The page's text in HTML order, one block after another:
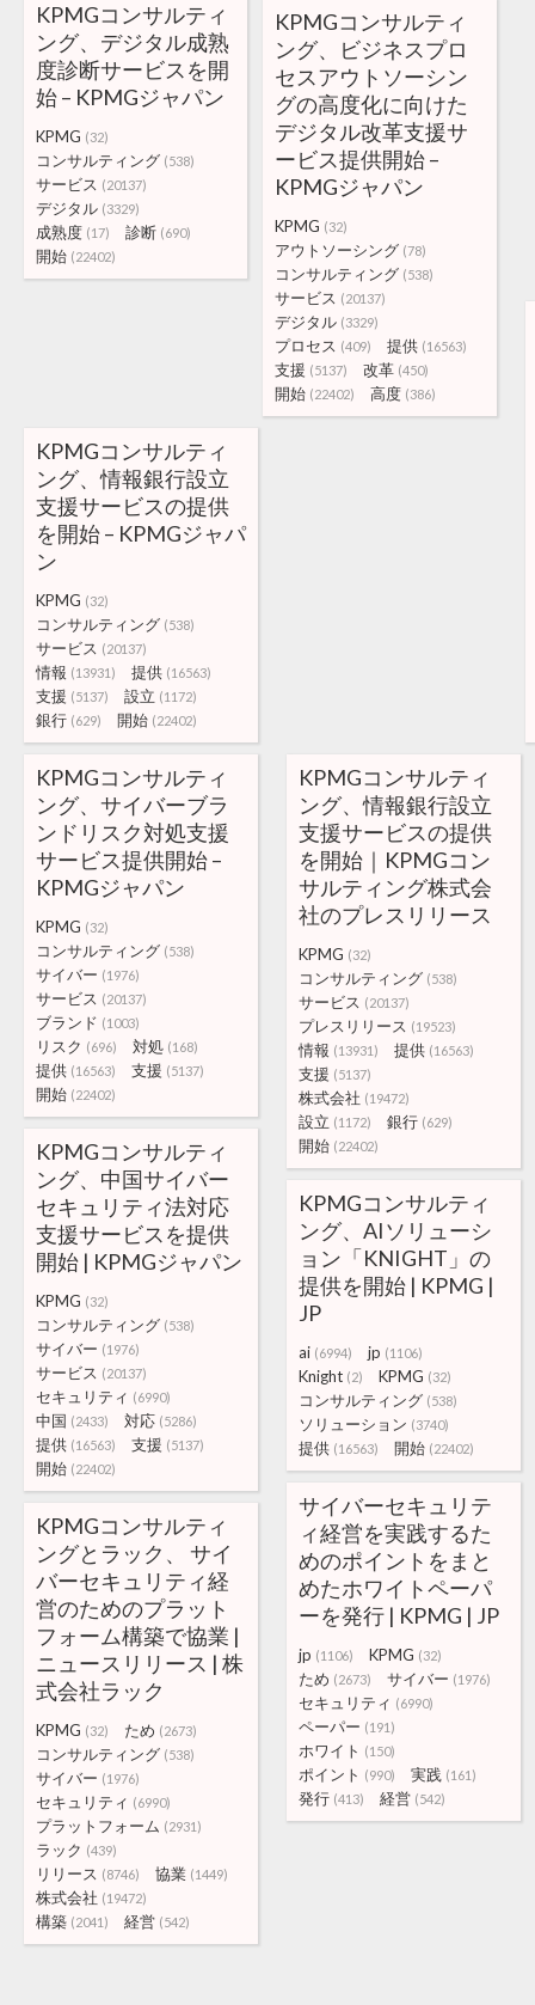
KPMGコンサルティ
ング、デジタル成熟
度診断サービスを開
始 – KPMGジャパン
KPMG (32)
コンサルティング (538)
サービス (20137)
デジタル (3329)
成熟度 (17) 診断 (690)
開始 (22402)
KPMGコンサルティ
ング、ビジネスプロ
セスアウトソーシン
グの高度化に向けた
デジタル改革支援サ
ービス提供開始 –
KPMGジャパン
KPMG (32)
アウトソーシング (78)
コンサルティング (538)
サービス (20137)
デジタル (3329)
プロセス (409) 提供 (16563)
支援 (5137) 改革 (450)
開始 (22402) 高度 (386)
KPMGコンサルティ
ング、情報銀行設立
支援サービスの提供
を開始 – KPMGジャパ
ン
KPMG (32)
コンサルティング (538)
サービス (20137)
情報 (13931) 提供 (16563)
支援 (5137) 設立 (1172)
銀行 (629) 開始 (22402)
KPMGコンサルティ
ング、サイバーブラ
ンドリスク対処支援
サービス提供開始 –
KPMGジャパン
KPMG (32)
コンサルティング (538)
サイバー (1976)
サービス (20137)
ブランド (1003)
リスク (696) 対処 (168)
提供 (16563) 支援 (5137)
開始 (22402)
KPMGコンサルティ
ング、情報銀行設立
支援サービスの提供
を開始｜KPMGコン
サルティング株式会
社のプレスリリース
KPMG (32)
コンサルティング (538)
サービス (20137)
プレスリリース (19523)
情報 (13931) 提供 (16563)
支援 (5137)
株式会社 (19472)
設立 (1172) 銀行 (629)
開始 (22402)
KPMGコンサルティ
ング、中国サイバー
セキュリティ法対応
支援サービスを提供
開始 | KPMGジャパン
KPMG (32)
コンサルティング (538)
サイバー (1976)
サービス (20137)
セキュリティ (6990)
中国 (2433) 対応 (5286)
提供 (16563) 支援 (5137)
開始 (22402)
KPMGコンサルティ
ング、AIソリューシ
ョン「KNIGHT」の
提供を開始 | KPMG |
JP
ai (6994) jp (1106)
Knight (2) KPMG (32)
コンサルティング (538)
ソリューション (3740)
提供 (16563) 開始 (22402)
サイバーセキュリテ
ィ経営を実践するた
めのポイントをまと
めたホワイトペーパ
ーを発行 | KPMG | JP
jp (1106) KPMG (32)
ため (2673) サイバー (1976)
セキュリティ (6990)
ペーパー (191)
ホワイト (150)
ポイント (990) 実践 (161)
発行 (413) 経営 (542)
KPMGコンサルティ
ングとラック、 サイ
バーセキュリティ経
営のためのプラット
フォーム構築で協業 |
ニュースリリース | 株
式会社ラック
KPMG (32) ため (2673)
コンサルティング (538)
サイバー (1976)
セキュリティ (6990)
プラットフォーム (2931)
ラック (439)
リリース (8746) 協業 (1449)
株式会社 (19472)
構築 (2041) 経営 (542)